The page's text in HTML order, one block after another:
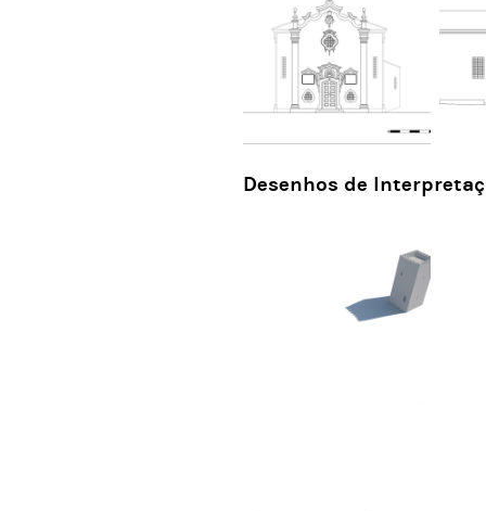
Desenhos de